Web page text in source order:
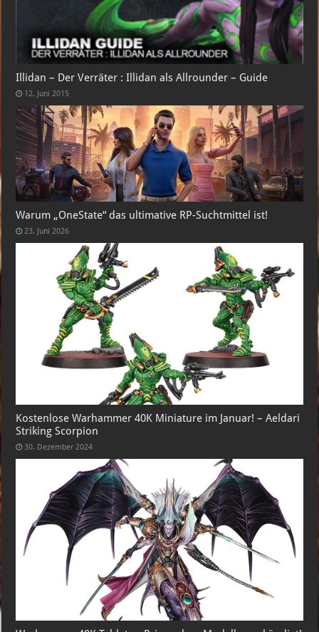
Illidan – Der Verräter : Illidan als Allrounder – Guide
12. Juni 2015
Warum „OneState“ das ultimative RP-Suchtmittel ist!
23. Juni 2026
Kostenlose Warhammer 40K Miniature im Januar! – Aeldari
Striking Scorpion
30. Dezember 2024